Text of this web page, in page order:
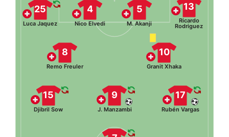
13
Ricardo
Rodriguez
5
M. Akanji
4
Nico Elvedi
25
Luca Jaquez
10
Granit Xhaka
8
Remo Freuler
17
Rubén Vargas
9
J. Manzambi
15
Djibril Sow